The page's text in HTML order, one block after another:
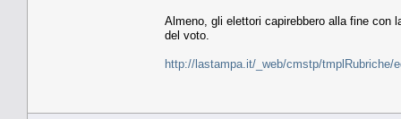
Almeno, gli elettori capirebbero alla fine con
del voto.
http://lastampa.it/_web/cmstp/tmplRubriche/